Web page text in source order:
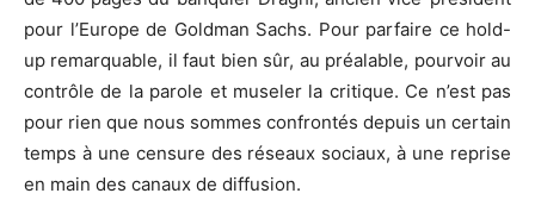
pour l’Europe de Goldman Sachs. Pour parfaire ce hold-
up remarquable, il faut bien sûr, au préalable, pourvoir au
contrôle de la parole et museler la critique. Ce n’est pas
pour rien que nous sommes confrontés depuis un certain
temps à une censure des réseaux sociaux, à une reprise
en main des canaux de diffusion.